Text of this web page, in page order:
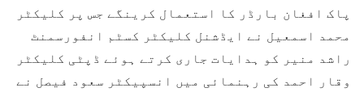
پاک افغان بارڈر کا استعمال کرینگے جس پر کلیکٹر
محمد اسمعيل نے ایڈشنل کلیکٹر کسٹم انفورسمنٹ
راشد منیر کو ہدایات جاری کرتے ہوئے ڈپٹی کلیکٹر
وقار احمد کی رہنمائی میں انسپیکٹر سعود فیصل نے